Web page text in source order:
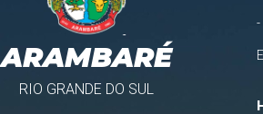
ARAMBARÉ
RIO GRANDE DO SUL